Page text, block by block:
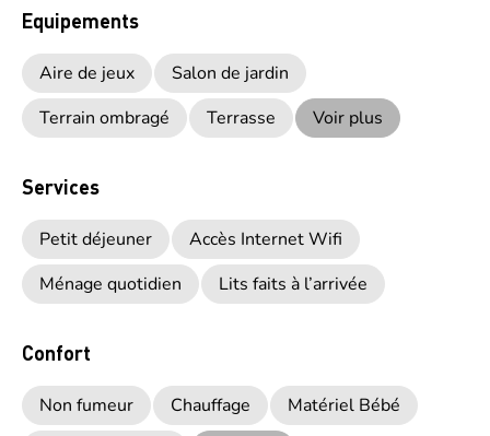
Equipements
Aire de jeux
Salon de jardin
Terrain ombragé
Terrasse Voir plus
Services
Petit déjeuner
Accès Internet Wifi
Ménage quotidien
Lits faits à l’arrivée
Confort
Non fumeur Chauffage
Matériel Bébé